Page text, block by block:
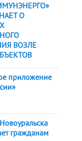
О
ВОЗЛЕ
приложение
гражданам